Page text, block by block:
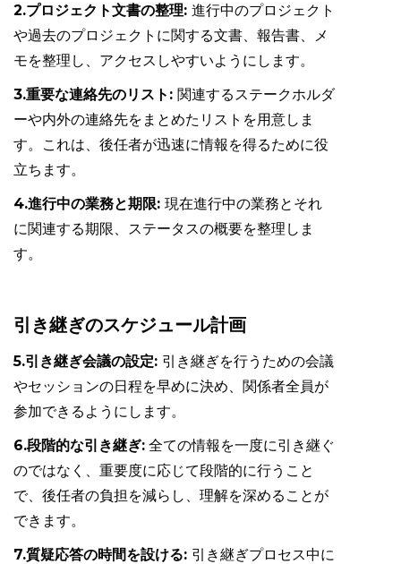
2.プロジェクト文書の整理: 進行中のプロジェクト
や過去のプロジェクトに関する文書、報告書、メ
モを整理し、アクセスしやすいようにします。
3.重要な連絡先のリスト: 関連するステークホルダ
ーや内外の連絡先をまとめたリストを用意しま
す。これは、後任者が迅速に情報を得るために役
立ちます。
4.進行中の業務と期限: 現在進行中の業務とそれ
に関連する期限、ステータスの概要を整理しま
す。
引き継ぎのスケジュール計画
5.引き継ぎ会議の設定: 引き継ぎを行うための会議
やセッションの日程を早めに決め、関係者全員が
参加できるようにします。
6.段階的な引き継ぎ: 全ての情報を一度に引き継ぐ
のではなく、重要度に応じて段階的に行うこと
で、後任者の負担を減らし、理解を深めることが
できます。
7.質疑応答の時間を設ける: 引き継ぎプロセス中に